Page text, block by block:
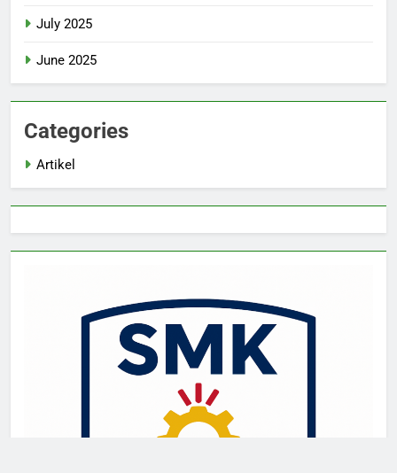
July 2025
June 2025
Categories
Artikel